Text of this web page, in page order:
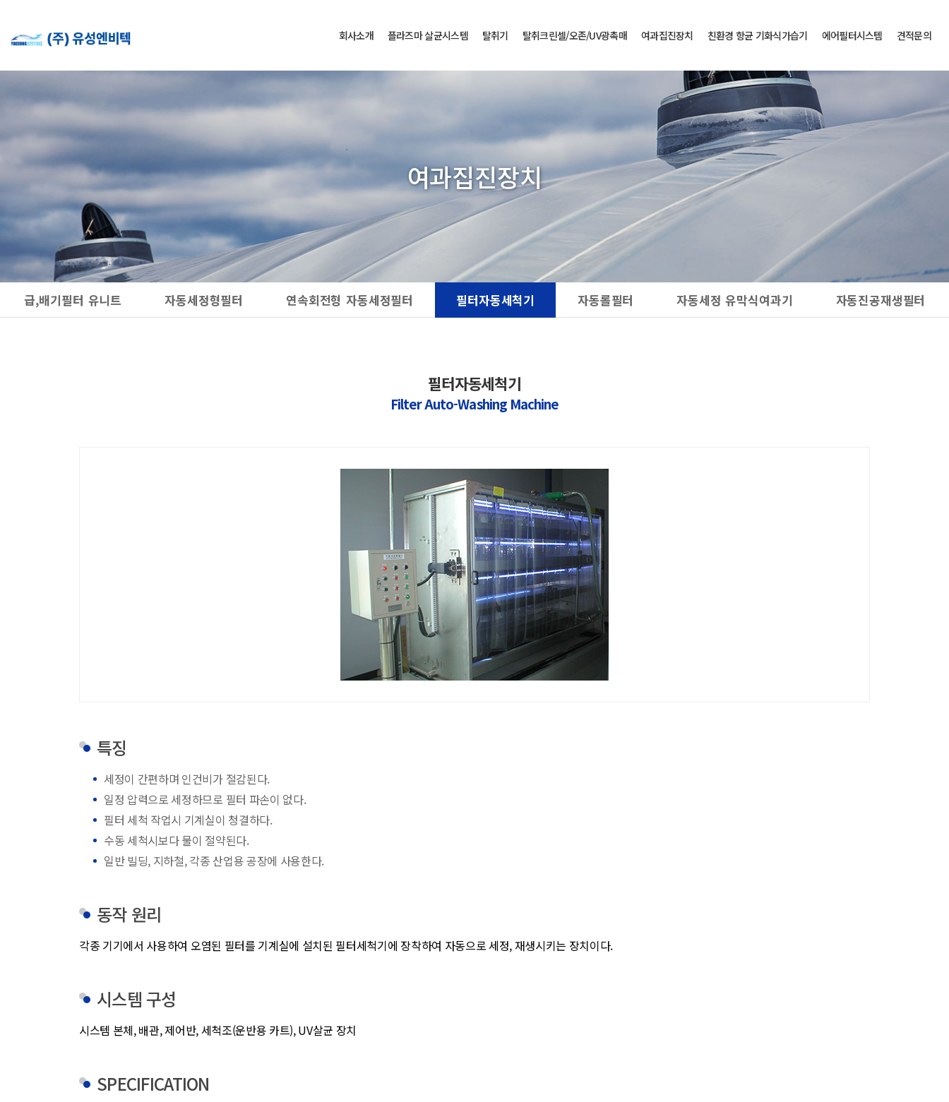
회사소개 플라즈마 살균시스템 탈취기 탈취크린셀/오존/UV광촉매 여과집진장치 친환경 항균 기화식가습기 에어필터시스템 견적문의
여과집진장치
급,배기필터 유니트 자동세정형필터 연속회전형 자동세정필터 필터자동세척기 자동롤필터 자동세정 유막식여과기 자동진공재생필터
필터자동세척기
Filter Auto-Washing Machine
특징
세정이 간편하며 인건비가 절감된다.
일정 압력으로 세정하므로 필터 파손이 없다.
필터 세척 작업시 기계실이 청결하다.
수동 세척시보다 물이 절약된다.
일반 빌딩, 지하철, 각종 산업용 공장에 사용한다.
동작 원리
각종 기기에서 사용하여 오염된 필터를 기계실에 설치된 필터세척기에 장착하여 자동으로 세정, 재생시키는 장치이다.
시스템 구성
시스템 본체, 배관, 제어반, 세척조(운반용 카트), UV살균 장치
SPECIFICATION